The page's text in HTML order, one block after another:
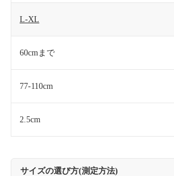
L-XL
60cmまで
77-110cm
2.5cm
サイズの選び方(測定方法)